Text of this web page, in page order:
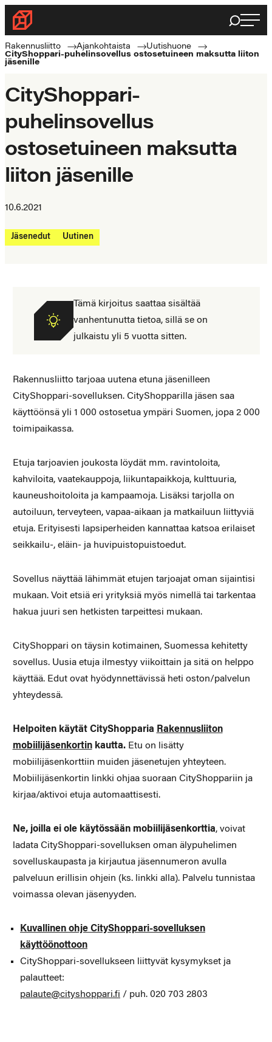
Siirry
suoraan
sisältöön
Rakennusliitto
Rakennusalan
ammattilaisten
Haku
Rakennusliitto Ajankohtaista
Uutishuone
CityShoppari-puhelinsovellus ostosetuineen maksutta liiton
jäsenille
CityShoppari-
puhelinsovellus
ostosetuineen maksutta
liiton jäsenille
10.6.2021
Jäsenedut Uutinen
Tämä kirjoitus saattaa sisältää
vanhentunutta tietoa, sillä se on
julkaistu yli 5 vuotta sitten.
Rakennusliitto tarjoaa uutena etuna jäsenilleen
CityShoppari-sovelluksen. CityShopparilla jäsen saa
käyttöönsä yli 1 000 ostosetua ympäri Suomen, jopa 2 000
toimipaikassa.
Etuja tarjoavien joukosta löydät mm. ravintoloita,
kahviloita, vaatekauppoja, liikuntapaikkoja, kulttuuria,
kauneushoitoloita ja kampaamoja. Lisäksi tarjolla on
autoiluun, terveyteen, vapaa-aikaan ja matkailuun liittyviä
etuja. Erityisesti lapsiperheiden kannattaa katsoa erilaiset
seikkailu-, eläin- ja huvipuistopuistoedut.
Sovellus näyttää lähimmät etujen tarjoajat oman sijaintisi
mukaan. Voit etsiä eri yrityksiä myös nimellä tai tarkentaa
hakua juuri sen hetkisten tarpeittesi mukaan.
CityShoppari on täysin kotimainen, Suomessa kehitetty
sovellus. Uusia etuja ilmestyy viikoittain ja sitä on helppo
käyttää. Edut ovat hyödynnettävissä heti oston/palvelun
yhteydessä.
Helpoiten käytät CityShopparia Rakennusliiton
mobiilijäsenkortin kautta.Etu on lisätty
mobiilijäsenkorttiin muiden jäsenetujen yhteyteen.
Mobiilijäsenkortin linkki ohjaa suoraan CityShoppariin ja
kirjaa/aktivoi etuja automaattisesti.
Ne, joilla ei ole käytössään mobiilijäsenkorttia, voivat
ladata CityShoppari-sovelluksen oman älypuhelimen
sovelluskaupasta ja kirjautua jäsennumeron avulla
palveluun erillisin ohjein (ks. linkki alla). Palvelu tunnistaa
voimassa olevan jäsenyyden.
Kuvallinen ohje CityShoppari-sovelluksen
käyttöönottoon
CityShoppari-sovellukseen liittyvät kysymykset ja
palautteet:
palaute@cityshoppari.fi / puh. 020 703 2803